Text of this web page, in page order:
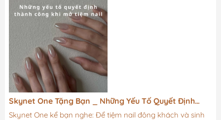
Skynet One Tặng Bạn _ Những Yếu Tố Quyết Định
Thành Công Khi Mở Tiệm Nail
Skynet One kể bạn nghe: Để tiệm nail đông khách và sinh